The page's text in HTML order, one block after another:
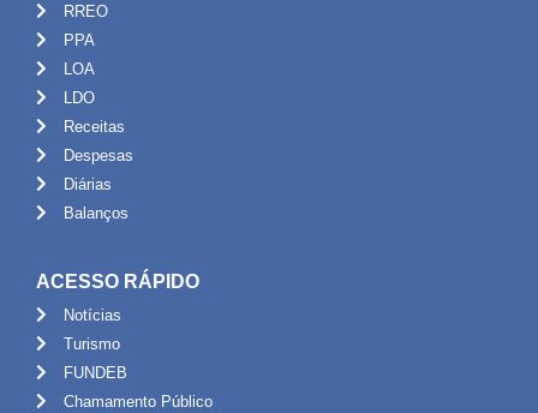
RREO
PPA
LOA
LDO
Receitas
Despesas
Diárias
Balanços
ACESSO RÁPIDO
Notícias
Turismo
FUNDEB
Chamamento Público